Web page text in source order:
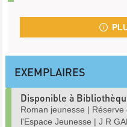
EXEMPLAIRES
Disponible à
Roman jeunesse | Réserve
l'Espace Jeunesse | J R